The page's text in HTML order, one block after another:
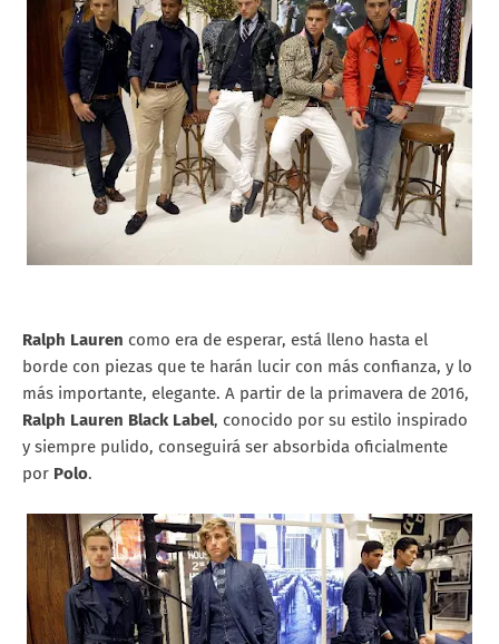
Ralph Lauren como era de esperar, está lleno hasta el
borde con piezas que te harán lucir con más confianza, y lo
más importante, elegante. A partir de la primavera de 2016,
Ralph Lauren Black Label, conocido por su estilo inspirado
y siempre pulido, conseguirá ser absorbida oficialmente
por Polo.